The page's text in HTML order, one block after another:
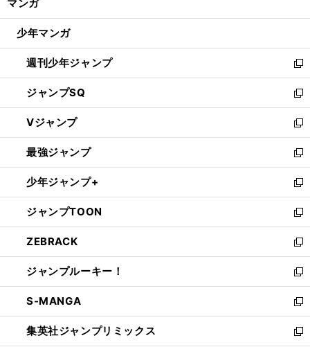
ウ
開
く
マンガ
少年マンガ
週刊少年ジャンプ
新
し
い
ウ
ィ
ン
ド
ウ
で
開
く
ジャンプSQ
新
し
い
ウ
ィ
ン
ド
ウ
で
開
く
Vジャンプ
新
し
い
ウ
ィ
ン
ド
ウ
で
開
く
最強ジャンプ
新
し
い
ウ
ィ
ン
ド
ウ
で
開
く
少年ジャンプ+
新
し
い
ウ
ィ
ン
ド
ウ
で
開
く
ジャンプTOON
新
し
い
ウ
ィ
ン
ド
ウ
で
ZEBRACK
新
し
い
ウ
ィ
ン
ド
ジャンプルーキー！
新
し
い
ウ
ィ
S-MANGA
新
し
い
集英社ジャンプリミックス
新